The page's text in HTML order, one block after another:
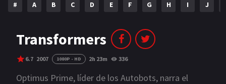
AÑOS
2023 2022
2021 2020
# A B C D E F G H I J
Transformers
6.7 2007 1080P - HD 2h 23m 336
Optimus Prime, líder de los Autobots, narra el